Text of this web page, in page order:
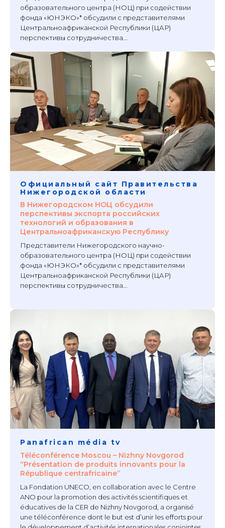
образовательного центра (НОЦ) при содействии
фонда «ЮНЭКО»* обсудили с представителями
Центральноафриканской Республики (ЦАР)
перспективы сотрудничества...
Официальный сайт Правительства
Нижегородской области
В Нижегородском НОЦ обсудили
перспективы экспорта российских
технологий и образования в
Центральноафриканскую Республику
Представители Нижегородского научно-
образовательного центра (НОЦ) при содействии
фонда «ЮНЭКО»* обсудили с представителями
Центральноафриканской Республики (ЦАР)
перспективы сотрудничества...
Panafrican média tv
Téléconférence Moscou – Nizhny Novgorod
“Présentation de produits innovants pour la
République centrafricaine”
La Fondation UNECO, en collaboration avec le Centre
ANO pour la promotion des activités scientifiques et
éducatives de la CER de Nizhny Novgorod, a organisé
une téléconférence dont le but est d’unir les efforts pour